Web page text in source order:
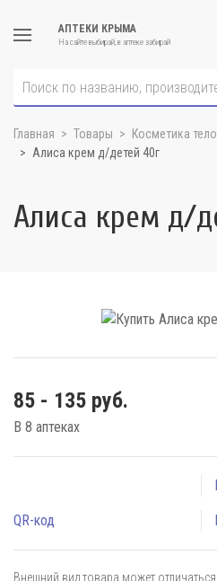
АПТЕКИ КРЫМА
На сайте выбирай, в аптеке забирай
Главная Товары
Косметика
Алиса крем д/детей 40г
Алиса крем д/
85 - 135 руб.
В 8 аптеках
QR-код
Внешний вид товара может